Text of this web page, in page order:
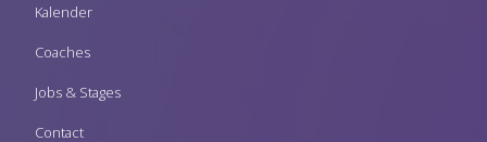
Kalender
Coaches
Jobs & Stages
Contact